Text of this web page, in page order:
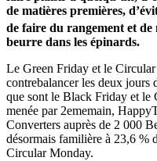
de matières premières,
de faire du rangement et
beurre dans les épinards.
Le Green Friday et le
contrebalancer les deux jours
que sont le Black Friday et le
menée par 2ememain,
Converters auprès de 2 000
désormais familière à 23,6 %
Circular Monday.